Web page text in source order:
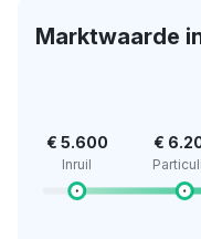
Marktwaarde
€ 5.600
Inruil
€